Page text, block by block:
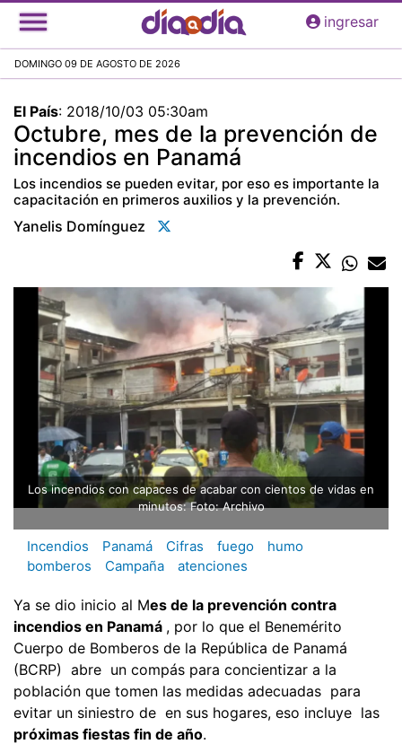
Pasar
al
principal
ingresar
DOMINGO 09 DE AGOSTO DE 2026
El País: 2018/10/03 05:30am
Octubre, mes de la prevención de
incendios en Panamá
Los incendios se pueden evitar, por eso es importante la
capacitación en primeros auxilios y la prevención.
Yanelis Domínguez
Los incendios con capaces de acabar con cientos de vidas en
minutos: Foto: Archivo
Incendios Panamá Cifras fuego
humo
bomberos
Campaña atenciones
Ya se dio inicio al Mes de la prevención contra
incendios en Panamá , por lo que el Benemérito
Cuerpo de Bomberos de la República de Panamá
(BCRP) abre un compás para concientizar a la
población que tomen las medidas adecuadas para
evitar un siniestro de en sus hogares, eso incluye las
próximas fiestas fin de año.